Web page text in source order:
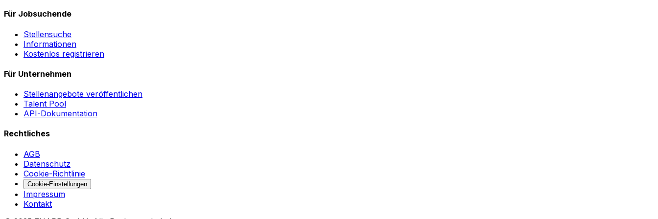
Für Jobsuchende
Stellensuche
Informationen
Kostenlos registrieren
Für Unternehmen
Stellenangebote veröffentlichen
Talent Pool
API-Dokumentation
Rechtliches
AGB
Datenschutz
Cookie-Richtlinie
Cookie-Einstellungen
Impressum
Kontakt